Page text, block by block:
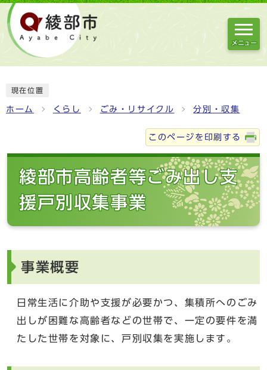
メニュー
現在位置
ホーム くらし ごみ・リサイクル 分別・収集
このページを印刷する
綾部市高齢者等ごみ出し支
援戸別収集事業
事業概要
日常生活に介助や支援が必要かつ、集積所へのごみ
出しが困難な高齢者などの世帯で、一定の要件を満
たした世帯を対象に、戸別収集を実施します。